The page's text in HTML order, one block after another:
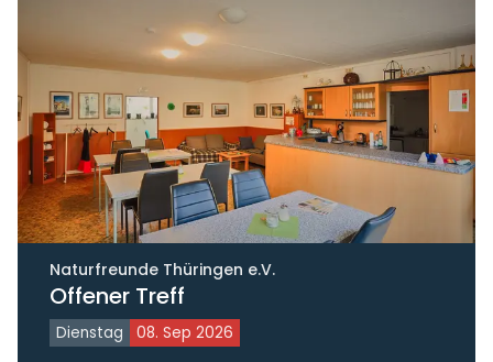
Naturfreunde Thüringen e.V.
Offener Treff
Dienstag 08. Sep 2026